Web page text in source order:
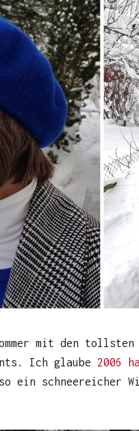
mit den tollsten
Ich glaube 2006
ein schneereicher